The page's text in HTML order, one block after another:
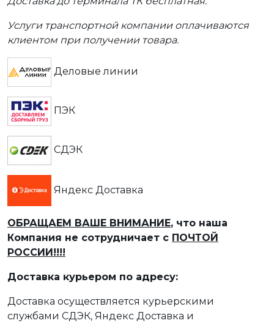
Услуги транспортной компании оплачиваются
клиентом при получении товара.
Деловые линии
ПЭК
СДЭК
Яндекс Доставка
ОБРАЩАЕМ ВАШЕ ВНИМАНИЕ, что наша
Компания не сотрудничает с ПОЧТОЙ
РОССИИ!!!!
Доставка курьером по адресу:
Доставка осуществляется курьерскими
службами СДЭК, Яндекс Доставка и